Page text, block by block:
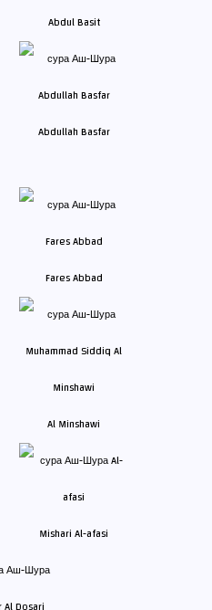
Abdul Basit
Abdullah Basfar
Fares Abbad
Al Minshawi
Mishari Al-afasi